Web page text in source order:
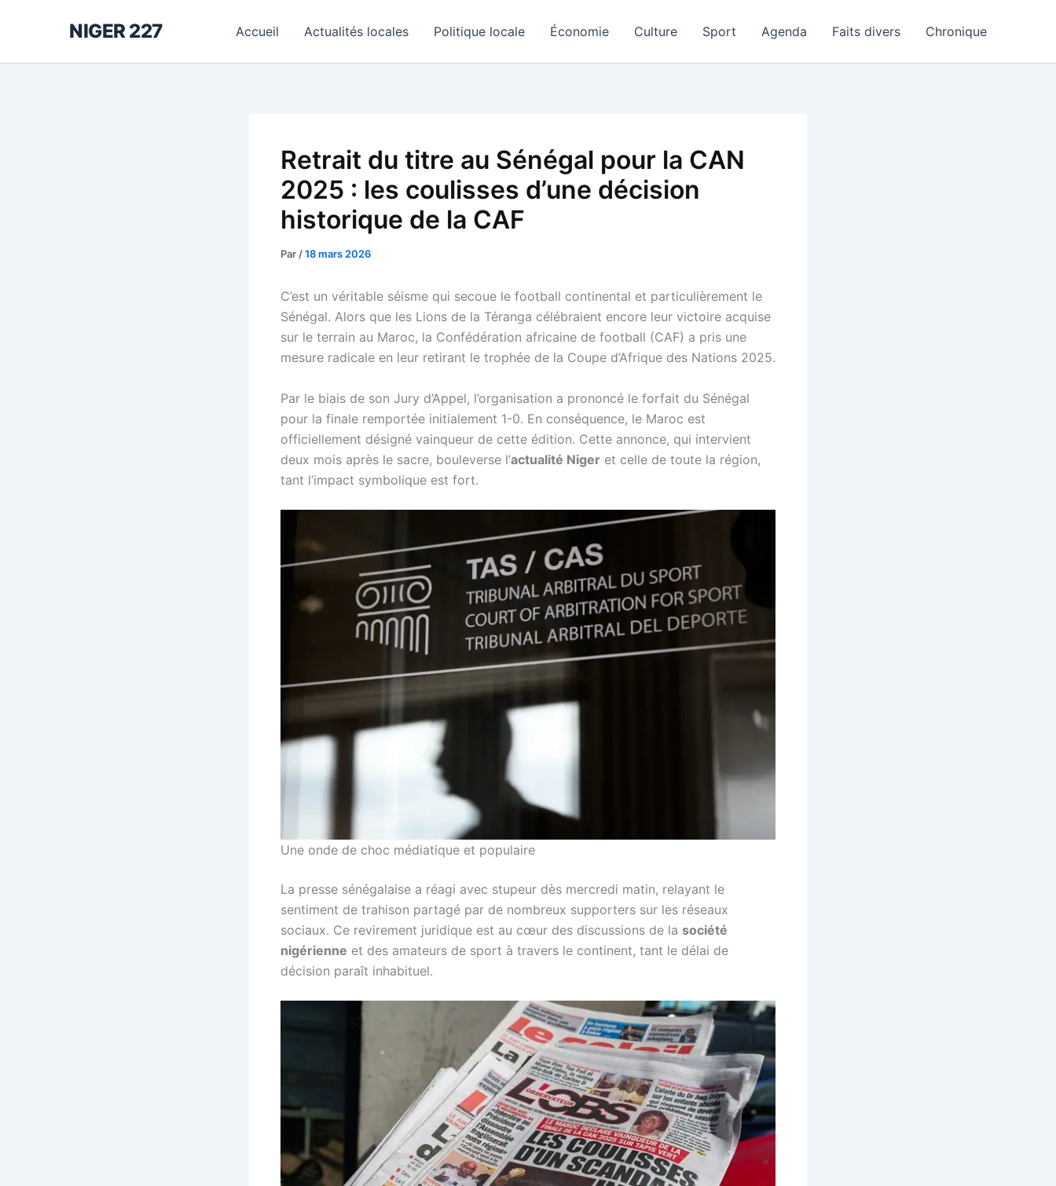
NIGER 227 Accueil Actualités locales Politique locale Économie Culture Sport Agenda Faits divers Chronique
Retrait du titre au Sénégal pour la CAN
2025 : les coulisses d’une décision
historique de la CAF
Par /18 mars 2026
C’est un véritable séisme qui secoue le football continental et particulièrement le
Sénégal. Alors que les Lions de la Téranga célébraient encore leur victoire acquise
sur le terrain au Maroc, la Confédération africaine de football (CAF) a pris une
mesure radicale en leur retirant le trophée de la Coupe d’Afrique des Nations 2025.
Par le biais de son Jury d’Appel, l’organisation a prononcé le forfait du Sénégal
pour la finale remportée initialement 1-0. En conséquence, le Maroc est
officiellement désigné vainqueur de cette édition. Cette annonce, qui intervient
deux mois après le sacre, bouleverse l’actualité Niger et celle de toute la région,
tant l’impact symbolique est fort.
Une onde de choc médiatique et populaire
La presse sénégalaise a réagi avec stupeur dès mercredi matin, relayant le
sentiment de trahison partagé par de nombreux supporters sur les réseaux
sociaux. Ce revirement juridique est au cœur des discussions de la société
nigérienne et des amateurs de sport à travers le continent, tant le délai de
décision paraît inhabituel.